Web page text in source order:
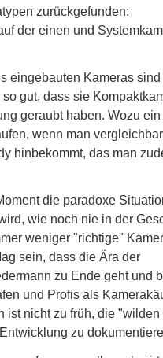
zurückgefunden:
der einen und
eingebauten Kameras sind
gut, dass sie
geraubt haben. Wozu ein
wenn man
hinbekommt, das man
die paradoxe
wie noch nie in der
weniger "richtige"
sein, dass die Ära der
zu Ende geht und
und Profis als
ist nicht zu früh, die "wilden
zu